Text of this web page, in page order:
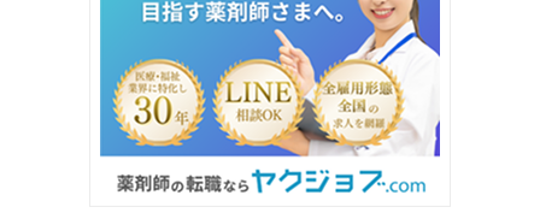
提供：ビズリーチ
警察官の経験を生かせる新キャリア／「相談員」／年休128日
株式会社ヴァンガードスミス
学歴不問 転勤なし 寮完備
株式会社ヴァンガードスミス ◆警察官の経験を生かせる新キャリア！◆【相
談員】★年休128日 ※応募…続きを見る